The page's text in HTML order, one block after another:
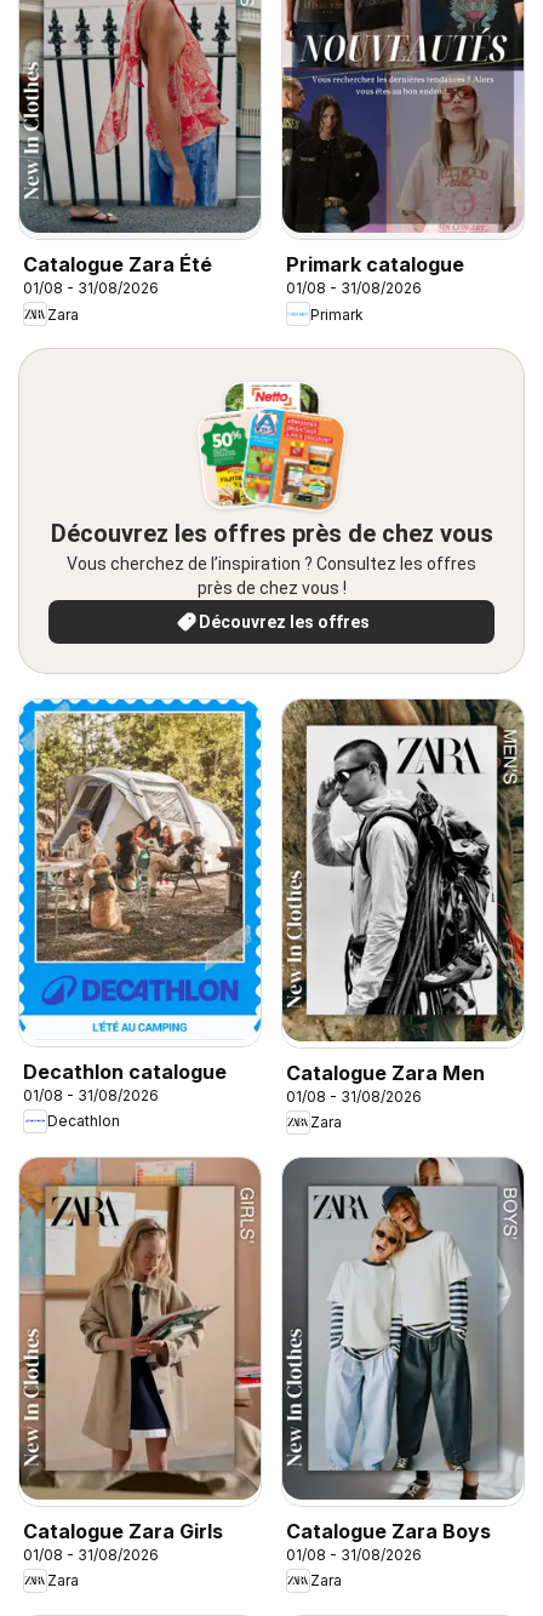
Catalogue Zara Été
01/08 - 31/08/2026
Zara
Primark catalogue
01/08 - 31/08/2026
Primark
Découvrez les offres près de chez vous
Vous cherchez de l’inspiration ? Consultez les offres
près de chez vous !
Découvrez les offres
Decathlon catalogue
01/08 - 31/08/2026
Decathlon
Catalogue Zara Men
01/08 - 31/08/2026
Zara
Catalogue Zara Girls
01/08 - 31/08/2026
Zara
Catalogue Zara Boys
01/08 - 31/08/2026
Zara